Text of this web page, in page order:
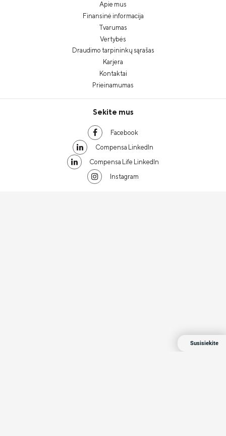
Apie mus
Finansinė informacija
Tvarumas
Vertybės
Draudimo tarpininkų sąrašas
Karjera
Kontaktai
Prieinamumas
Sekite mus
Facebook
Compensa LinkedIn
Compensa Life LinkedIn
Instagram
Susisiekite